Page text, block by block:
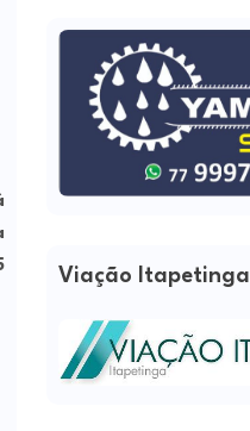
Viação Itapetinga